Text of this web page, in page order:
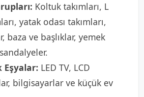
Koltuk takımları, L
yatak odası takımları,
baza ve başlıklar, yemek
Eşyalar: LED TV, LCD
bilgisayarlar ve küçük ev